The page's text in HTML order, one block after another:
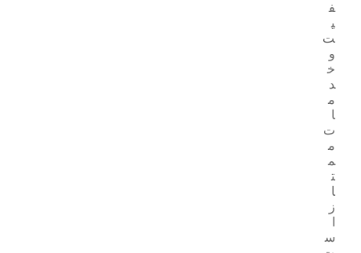
ف
ی
ت
و
خ
د
م
ا
ت
م
م
ت
ا
ز
س